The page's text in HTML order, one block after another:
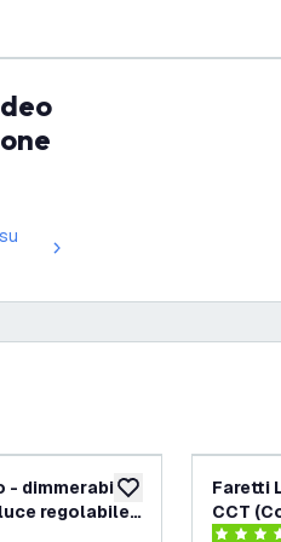
aggiungi alla lista
- dimmerabili -
regolabile)
- Inclinable -
delle recensioni
Faretti
CCT
- 5W/